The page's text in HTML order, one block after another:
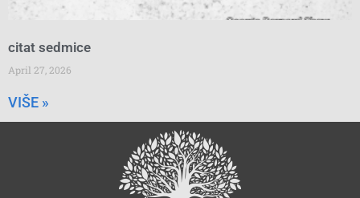
citat sedmice
April 27, 2026
VIŠE »